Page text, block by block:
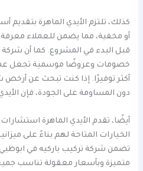
كذلك، تلتزم الأيدي الماهرة
أو مخفية، مما يضمن للعملاء معرفة
قبل البدء في المشروع. كما أن شركة
خصومات وعروضًا موسمية تجعل
أكثر توفيرًا. إذا كنت تبحث عن أرخص
دون المساومة على الجودة، فإن
أيضًا، تقدم الأيدي الماهرة
الخيارات المتاحة لهم بناءً على
تضمن شركة تركيب باركيه في ابوظبي
متميزة وبأسعار معقولة تناسب